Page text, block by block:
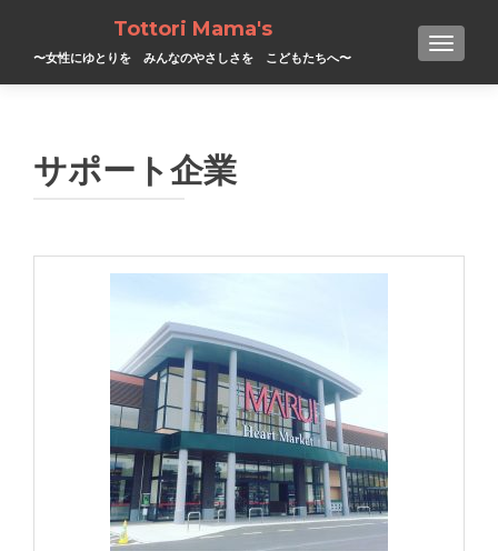
Tottori Mama's
〜女性にゆとりを みんなのやさしさを こどもたちへ〜
サポート企業